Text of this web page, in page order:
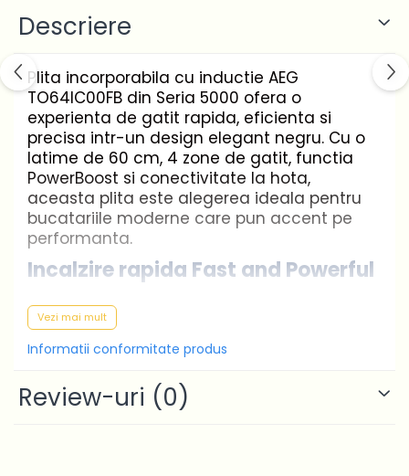
Descriere
Plita incorporabila cu inductie AEG
TO64IC00FB din Seria 5000 ofera o
experienta de gatit rapida, eficienta si
precisa intr-un design elegant negru. Cu o
latime de 60 cm, 4 zone de gatit, functia
PowerBoost si conectivitate la hota,
aceasta plita este alegerea ideala pentru
bucatariile moderne care pun accent pe
performanta.
Incalzire rapida Fast and Powerful
Plita cu inductie Fast and Powerful
incalzeste de doua ori mai repede decat o
plita radianta. Raspunsul la temperatura
usoara si mai controlata, fara intreruperi.
Vezi mai mult
Informatii conformitate produs
Review-uri (0)